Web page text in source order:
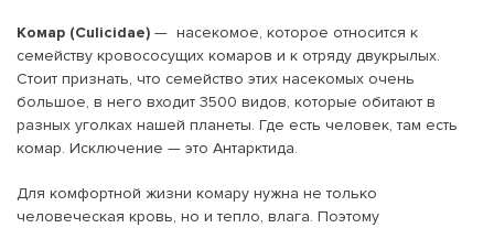
Комар (Culicidae) — насекомое, которое относится к
семейству кровососущих комаров и к отряду двукрылых.
Стоит признать, что семейство этих насекомых очень
большое, в него входит 3500 видов, которые обитают в
разных уголках нашей планеты. Где есть человек, там есть
комар. Исключение — это Антарктида.
Для комфортной жизни комару нужна не только
человеческая кровь, но и тепло, влага. Поэтому